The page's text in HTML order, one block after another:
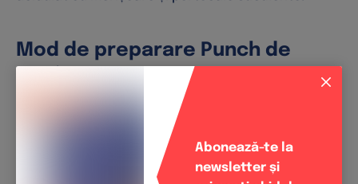
Mod de preparare Punch de
merișoare
Curăță și taie ghimbirul în felii subțiri. Pune
ghimbirul într-un infuzor sau filtru de ceai,
adaugă condimentele pentru vin fiert și
închide. Gătește condimentele în suc de
Abonează-te la
newsletter și